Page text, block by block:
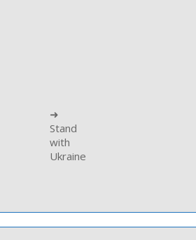
➜
Stand
with
Ukraine